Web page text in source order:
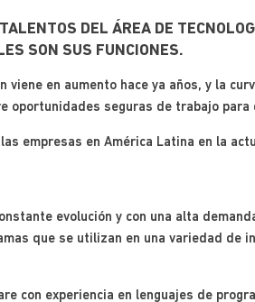
DEL ÁREA DE
SON SUS FUNCIONES.
en aumento hace ya años, y la
oportunidades seguras de trabajo
empresas en América Latina en la
evolución y con una alta
que se utilizan en una variedad
con experiencia en lenguajes de